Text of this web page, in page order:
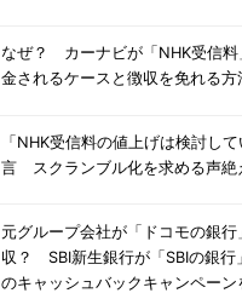
なぜ？ カーナビが「NHK受信
金されるケースと徴収を免れる方
「NHK受信料の値上げは検討し
言 スクランブル化を求める声絶
元グループ会社が「ドコモの銀
収？ SBI新生銀行が「SBIの銀行
のキャッシュバックキャンペーン